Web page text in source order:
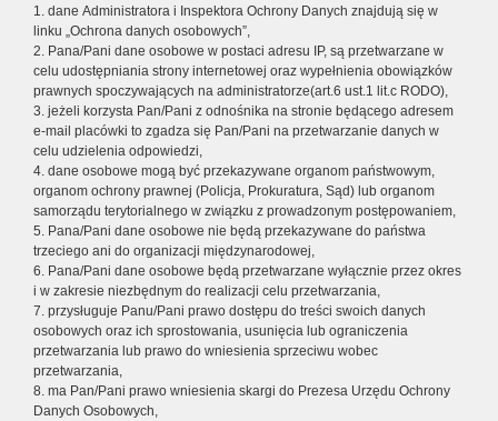
1. dane Administratora i Inspektora Ochrony Danych znajdują się w
linku „Ochrona danych osobowych”,
2. Pana/Pani dane osobowe w postaci adresu IP, są przetwarzane w
celu udostępniania strony internetowej oraz wypełnienia obowiązków
prawnych spoczywających na administratorze(art.6 ust.1 lit.c RODO),
3. jeżeli korzysta Pan/Pani z odnośnika na stronie będącego adresem
e-mail placówki to zgadza się Pan/Pani na przetwarzanie danych w
celu udzielenia odpowiedzi,
4. dane osobowe mogą być przekazywane organom państwowym,
organom ochrony prawnej (Policja, Prokuratura, Sąd) lub organom
samorządu terytorialnego w związku z prowadzonym postępowaniem,
5. Pana/Pani dane osobowe nie będą przekazywane do państwa
trzeciego ani do organizacji międzynarodowej,
6. Pana/Pani dane osobowe będą przetwarzane wyłącznie przez okres
i w zakresie niezbędnym do realizacji celu przetwarzania,
7. przysługuje Panu/Pani prawo dostępu do treści swoich danych
osobowych oraz ich sprostowania, usunięcia lub ograniczenia
przetwarzania lub prawo do wniesienia sprzeciwu wobec
przetwarzania,
8. ma Pan/Pani prawo wniesienia skargi do Prezesa Urzędu Ochrony
Danych Osobowych,